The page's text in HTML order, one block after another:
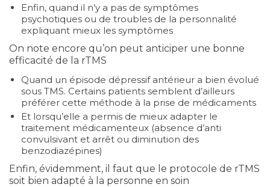
Enfin, quand il n’y a pas de symptômes
psychotiques ou de troubles de la personnalité
expliquant mieux les symptômes
On note encore qu’on peut anticiper une bonne
efficacité de la rTMS
Quand un épisode dépressif antérieur a bien évolué
sous TMS. Certains patients semblent d’ailleurs
préférer cette méthode à la prise de médicaments
Et lorsqu’elle a permis de mieux adapter le
traitement médicamenteux (absence d’anti
convulsivant et arrêt ou diminution des
benzodiazépines)
Enfin, évidemment, il faut que le protocole de rTMS
soit bien adapté à la personne en soin